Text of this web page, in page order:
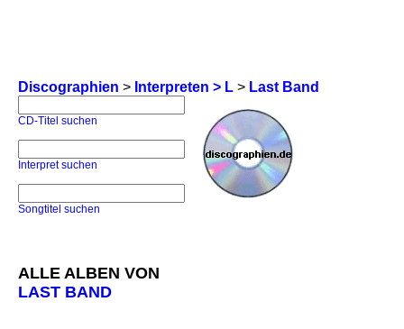
Discographien > Interpreten > L > Last Band
CD-Titel suchen
Interpret suchen
Songtitel suchen
ALLE ALBEN VON
LAST BAND